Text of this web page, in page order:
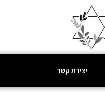
יצירת קשר